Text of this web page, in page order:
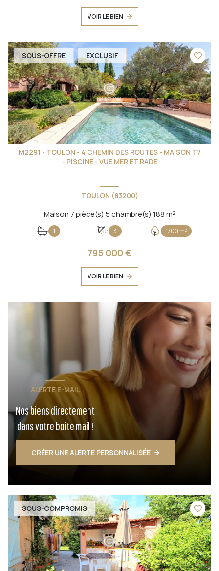
VOIR LE BIEN
SOUS-OFFRE EXCLUSIF
M2291 - TOULON - 4 CHEMIN DES ROUTES - MAISON T7
- PISCINE - VUE MER ET RADE
TOULON (83200)
Maison 7 pièce(s) 5 chambre(s) 188 m²
1 3 1700 m²
795 000 €
VOIR LE BIEN
ALERTE E-MAIL
Nos biens directement
dans votre boite mail !
CRÉER UNE ALERTE PERSONNALISÉE
SOUS-COMPROMIS